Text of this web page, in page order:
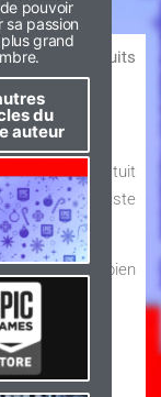
15 jeux gratuits
noël.
gamer.
mystère gratuit
à dénicher la liste
curieux qui bien
tour :
de pouvoir
sa passion
grand
du
auteur